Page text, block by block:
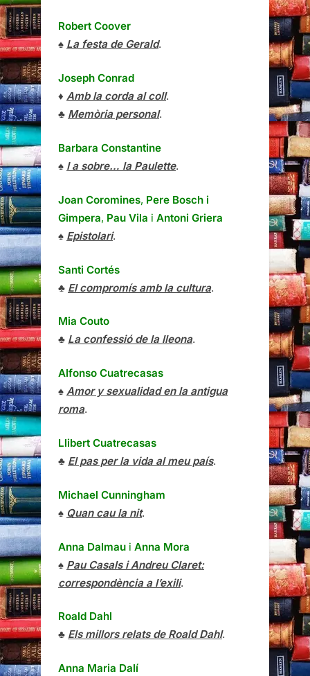
Robert Coover
♠ La festa de Gerald.
Joseph Conrad
♦ Amb la corda al coll.
♣ Memòria personal.
Barbara Constantine
♠ I a sobre… la Paulette.
Joan Coromines, Pere Bosch i
Gimpera, Pau Vila i Antoni Griera
♠ Epistolari.
Santi Cortés
♣ El compromís amb la cultura.
Mia Couto
♣ La confessió de la lleona.
Alfonso Cuatrecasas
♠ Amor y sexualidad en la antigua
roma.
Llibert Cuatrecasas
♣ El pas per la vida al meu país.
Michael Cunningham
♠ Quan cau la nit.
Anna Dalmau i Anna Mora
♠ Pau Casals i Andreu Claret:
correspondència a l’exili.
Roald Dahl
♣ Els millors relats de Roald Dahl.
Anna Maria Dalí